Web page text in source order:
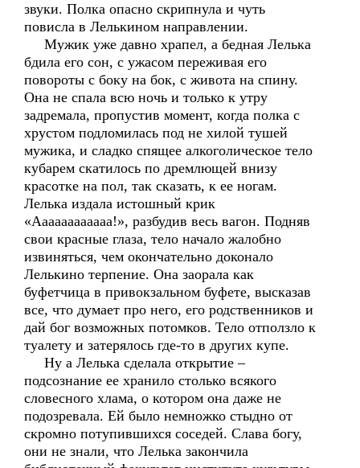
звуки. Полка опасно скрипнула и чуть
повисла в Лелькином направлении.
Мужик уже давно храпел, а бедная Лелька
бдила его сон, с ужасом переживая его
повороты с боку на бок, с живота на спину.
Она не спала всю ночь и только к утру
задремала, пропустив момент, когда полка с
хрустом подломилась под не хилой тушей
мужика, и сладко спящее алкоголическое тело
кубарем скатилось по дремлющей внизу
красотке на пол, так сказать, к ее ногам.
Лелька издала истошный крик
«Аааааааааааа!», разбудив весь вагон. Подняв
свои красные глаза, тело начало жалобно
извиняться, чем окончательно доконало
Лелькино терпение. Она заорала как
буфетчица в привокзальном буфете, высказав
все, что думает про него, его родственников и
дай бог возможных потомков. Тело отползло к
туалету и затерялось где-то в других купе.
Ну а Лелька сделала открытие –
подсознание ее хранило столько всякого
словесного хлама, о котором она даже не
подозревала. Ей было немножко стыдно от
скромно потупившихся соседей. Слава богу,
они не знали, что Лелька закончила